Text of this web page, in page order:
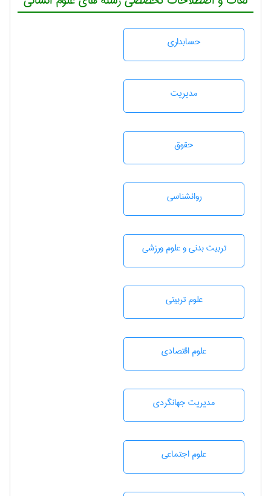
حسابداری
مديريت
حقوق
روانشناسی
تربيت بدنی و علوم ورزشی
علوم تربيتی
علوم اقتصادی
مديريت جهانگردی
علوم اجتماعی